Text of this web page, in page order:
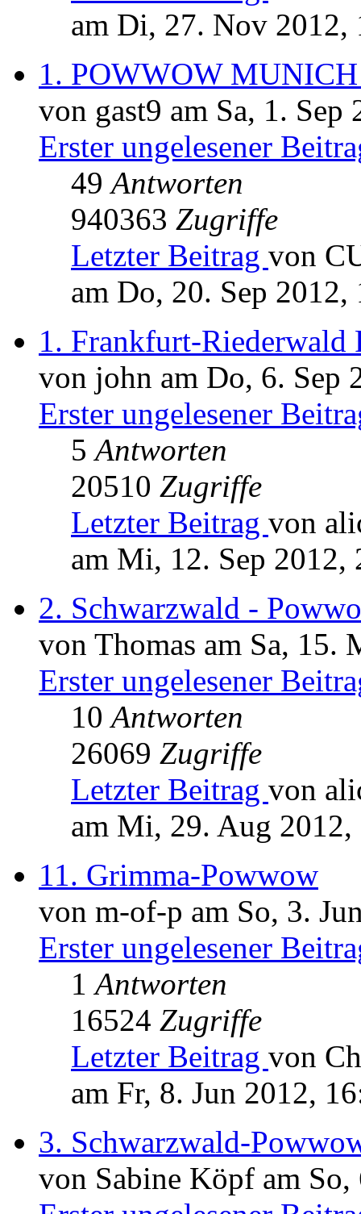
am Di, 27. Nov 2012,
1. POWWOW
von gast9 am Sa, 1. Sep
Erster ungelesener
49Antworten
940363 Zugriffe
Letzter Beitrag von
am Do, 20. Sep 2012,
1. Frankfurt-Riederwald
von john am Do, 6. Sep
Erster ungelesener
5Antworten
20510 Zugriffe
Letzter Beitrag von
am Mi, 12. Sep 2012,
2. Schwarzwald -
von Thomas am Sa, 15.
Erster ungelesener
10Antworten
26069 Zugriffe
Letzter Beitrag von
am Mi, 29. Aug 2012,
11. Grimma-Powwow
von m-of-p am So, 3.
Erster ungelesener
1Antworten
16524 Zugriffe
Letzter Beitrag von
am Fr, 8. Jun 2012,
3. Schwarzwald-
von Sabine Köpf am